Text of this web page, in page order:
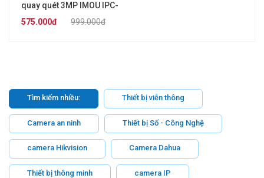
quay quét 3MP IMOU IPC-
A32EP-L
999.000đ
575.000đ
Tìm kiếm nhiều: Thiết bị viễn thông
Camera an ninh Thiết bị Số - Công Nghệ
camera Hikvision Camera Dahua
Thiết bị thông minh camera IP